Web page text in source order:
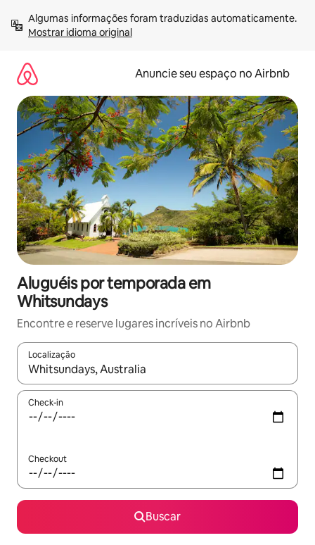
para
Mostrar idioma original
Anuncie seu espaço no Airbnb
Aluguéis por temporada em
Whitsundays
Encontre e reserve lugares incríveis no Airbnb
Localização
Quando os resultados estiverem disponíveis, explore-os
Check-in
Checkout
Buscar